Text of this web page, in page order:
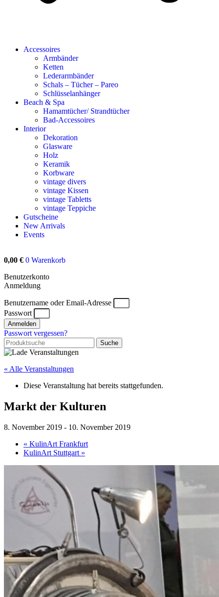
Accessoires
Armbänder
Ketten
Lederarmbänder
Schals – Tücher – Pareo
Schlüsselanhänger
Beach & Spa
Hamamtücher/ Strandtücher
Bad-Accessoires
Interior
Dekoration
Glasware
Holz
Keramik
Korbware
vintage divers
vintage Kissen
vintage Tabletts
vintage Teppiche
Gutscheine
New Arrivals
Events
0,00 € 0 Warenkorb
Benutzerkonto
Anmeldung
Benutzername oder Email-Adresse
Passwort
Anmelden
Passwort vergessen?
Suche
« Alle Veranstaltungen
Diese Veranstaltung hat bereits stattgefunden.
Markt der Kulturen
8. November 2019 - 10. November 2019
« KulinArt Frankfurt
KulinArt Stuttgart »